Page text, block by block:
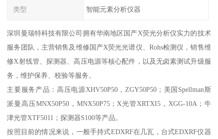
类型 智能元素分析仪器
深圳曼瑞特科技有限公司拥有华南地区国产X荧光分析仪实力的技术
服务团队，主营销售及维修国产X荧光光谱仪、Rohs检测仪，销售维
修X射线管、探测器、高压电源等核心配件，以及无卤素测试升级服
务，维护保养、校验等服务。
主要服务产品：高压电源XHV50P50，ZGY50P50；美国Spellman斯
派曼高压MNX50P50，MNX50P75；X光管XRTXI5，XGG-10A；牛
津光管XTF5011；探测器S100等产品。
按照目前的情况来说，一般手持式EDXRF在几瓦，台式EDXRF仪器